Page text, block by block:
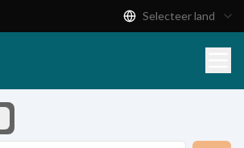
Selecteer land